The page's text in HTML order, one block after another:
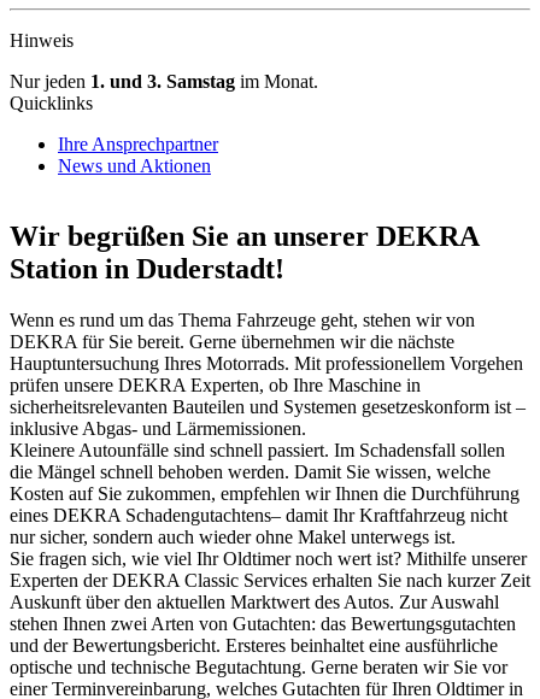
Hinweis
Nur jeden 1. und 3. Samstag im Monat.
Quicklinks
Ihre Ansprechpartner
News und Aktionen
Wir begrüßen Sie an unserer DEKRA
Station in Duderstadt!
Wenn es rund um das Thema Fahrzeuge geht, stehen wir von
DEKRA für Sie bereit. Gerne übernehmen wir die nächste
Hauptuntersuchung Ihres Motorrads. Mit professionellem Vorgehen
prüfen unsere DEKRA Experten, ob Ihre Maschine in
sicherheitsrelevanten Bauteilen und Systemen gesetzeskonform ist –
inklusive Abgas- und Lärmemissionen.
Kleinere Autounfälle sind schnell passiert. Im Schadensfall sollen
die Mängel schnell behoben werden. Damit Sie wissen, welche
Kosten auf Sie zukommen, empfehlen wir Ihnen die Durchführung
eines DEKRA Schadengutachtens– damit Ihr Kraftfahrzeug nicht
nur sicher, sondern auch wieder ohne Makel unterwegs ist.
Sie fragen sich, wie viel Ihr Oldtimer noch wert ist? Mithilfe unserer
Experten der DEKRA Classic Services erhalten Sie nach kurzer Zeit
Auskunft über den aktuellen Marktwert des Autos. Zur Auswahl
stehen Ihnen zwei Arten von Gutachten: das Bewertungsgutachten
und der Bewertungsbericht. Ersteres beinhaltet eine ausführliche
optische und technische Begutachtung. Gerne beraten wir Sie vor
einer Terminvereinbarung, welches Gutachten für Ihren Oldtimer in